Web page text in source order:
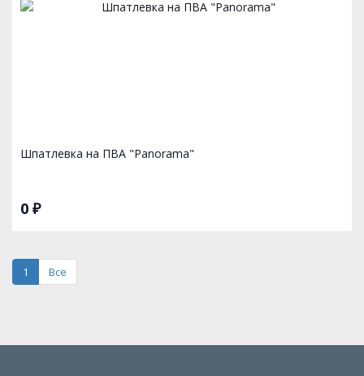
Шпатлевка на ПВА "Panorama"
0 ₽
1 Все